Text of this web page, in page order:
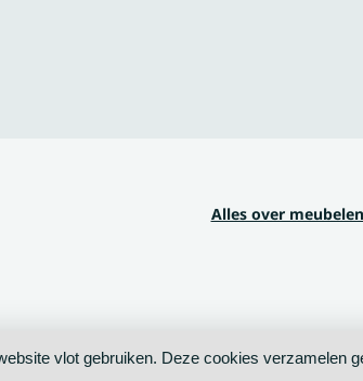
Alles over meubelen
vlot gebruiken. Deze cookies verzamelen